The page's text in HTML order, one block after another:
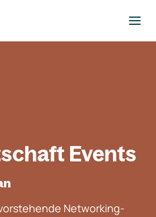
Events
Networking-